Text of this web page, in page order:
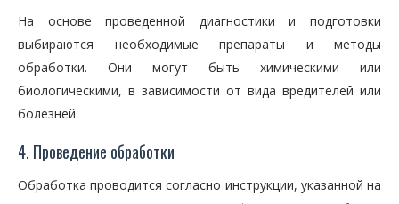
На основе проведенной диагностики и подготовки
выбираются необходимые препараты и методы
обработки. Они могут быть химическими или
биологическими, в зависимости от вида вредителей или
болезней.
4. Проведение обработки
Обработка проводится согласно инструкции, указанной на